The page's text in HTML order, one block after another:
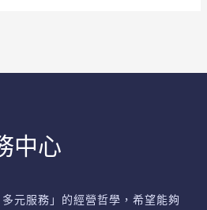
中心
元服務」的經營哲學，希望能夠